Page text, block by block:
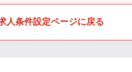
人条件設定ページに戻る